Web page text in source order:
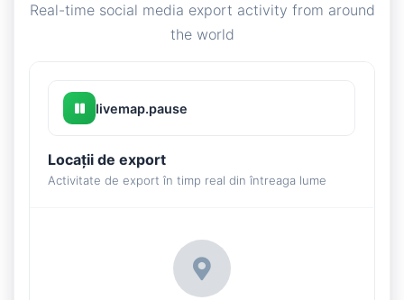
Real-time social media export activity from around
the world
livemap.pause
Locații de export
Activitate de export în timp real din întreaga lume